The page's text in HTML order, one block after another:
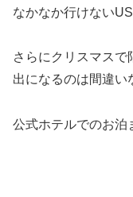
なかなか行けない
さらにクリスマスで
出になるのは間違い
公式ホテルでのお